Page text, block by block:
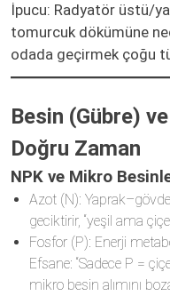
İpucu: Radyatör üstü/
tomurcuk dökümüne
odada geçirmek çoğu
Besin (Gübre)
Doğru Zaman
NPK ve Mikro
Azot (N):
geciktirir, “yeşil ama
Fosfor (P): Enerji
Efsane: “Sadece P =
mikro besin alımını